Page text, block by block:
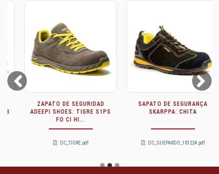
Prev
ZAPATO DE SEGURIDAD
ADEEPI SHOES: TIGRE S1PS
FO CI HI...
DC_TIGRE.pdf
SAPATO DE SEGURANÇA
SKARPPA: CHITA
DC_GUEPARDO_181224.pdf
Next